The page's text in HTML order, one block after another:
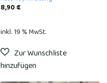
8,90€
inkl. 19 % MwSt.